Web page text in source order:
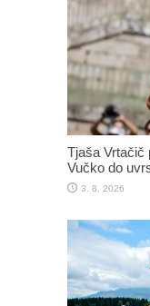
Tjaša Vrtačič
Vučko do
3. 8. 2026